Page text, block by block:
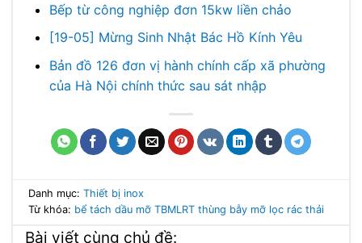
Bếp từ công nghiệp đơn 15kw liền chảo
[19-05] Mừng Sinh Nhật Bác Hồ Kính Yêu
Bản đồ 126 đơn vị hành chính cấp xã phường
của Hà Nội chính thức sau sát nhập
Danh mục: Thiết bị inox
Từ khóa: bể tách dầu mỡ TBMLRT thùng bẫy mỡ lọc rác thải
Bài viết cùng chủ đề: